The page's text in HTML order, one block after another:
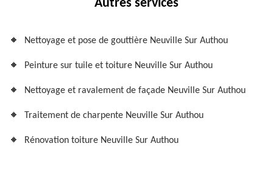
Autres services
Nettoyage et pose de gouttière Neuville Sur Authou
Peinture sur tuile et toiture Neuville Sur Authou
Nettoyage et ravalement de façade Neuville Sur Authou
Traitement de charpente Neuville Sur Authou
Rénovation toiture Neuville Sur Authou